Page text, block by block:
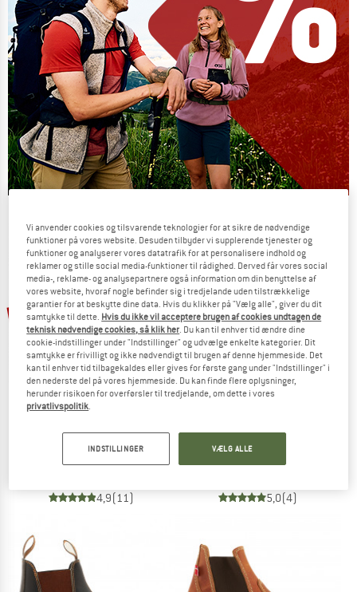
phase
NOW UP TO 50% OFF
TO THE SALE
til 20%
TEN POINTS
Women's Pandora Boots
Fritidsstøvler
4,9(11)
10%
BLUNDSTONE
2056 Rustic
Fritidsstøvler
5,0(4)
Vi anvender cookies og tilsvarende teknologier for at sikre de nødvendige
funktioner på vores website. Desuden tilbyder vi supplerende tjenester og
funktioner og analyserer vores datatrafik for at personalisere indhold og
reklamer og stille social media-funktioner til rådighed. Derved får vores social
media-, reklame- og analysepartnere også information om din benyttelse af
vores website, hvoraf nogle befinder sig i tredjelande uden tilstrækkelige
garantier for at beskytte dine data. Hvis du klikker på "Vælg alle", giver du dit
samtykke til dette. Hvis du ikke vil acceptere brugen af cookies undtagen de
teknisk nødvendige cookies, så klik her. Du kan til enhver tid ændre dine
cookie-indstillinger under "Indstillinger" og udvælge enkelte kategorier. Dit
samtykke er frivilligt og ikke nødvendigt til brugen af denne hjemmeside. Det
kan til enhver tid tilbagekaldes eller gives for første gang under "Indstillinger" i
den nederste del på vores hjemmeside. Du kan finde flere oplysninger,
herunder risikoen for overførsler til tredjelande, om dette i vores
privatlivspolitik.
INDSTILLINGER VÆLG ALLE